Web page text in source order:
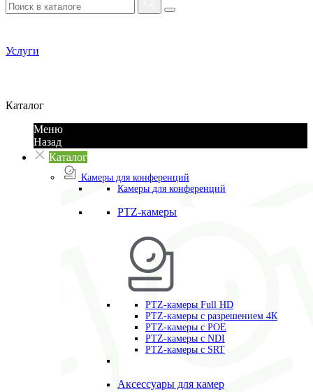
Услуги
Каталог
Меню
Назад
Каталог
Камеры для конференций
Камеры для конференций
PTZ-камеры
PTZ-камеры Full HD
PTZ-камеры с разрешением 4К
PTZ-камеры с POE
PTZ-камеры c NDI
PTZ-камеры с SRT
Аксессуары для камер